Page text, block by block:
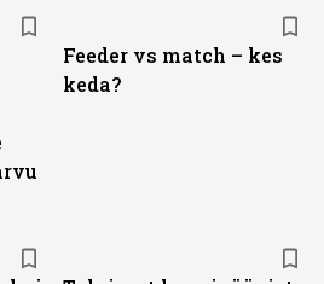
Feeder vs match – kes
keda?